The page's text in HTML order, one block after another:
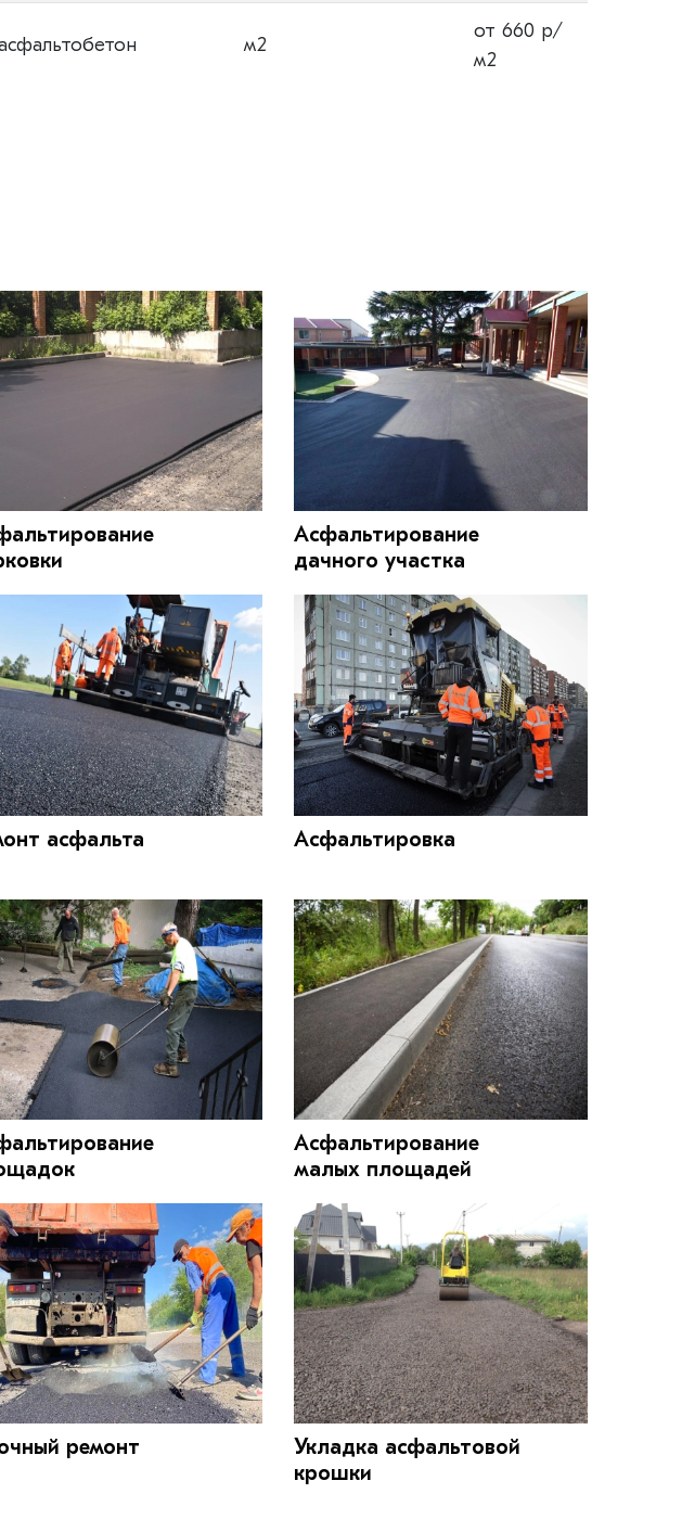
м2
от 660 р/
м2
Асфальтирование
дачного участка
асфальта Асфальтировка
Асфальтирование
малых площадей
ремонт
Укладка асфальтовой
крошки